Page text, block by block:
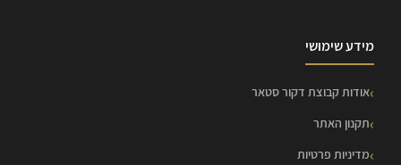
מידע שימושי
אודות קבוצת דקור סטאר
תקנון האתר
מדיניות פרטיות